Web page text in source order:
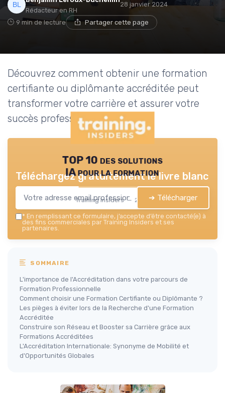
Rédacteur en RH
28 janvier 2024
9 min de lecture Partager cette page
Découvrez comment obtenir une formation
certifiante ou diplômante accréditée peut
transformer votre carrière et assurer votre
succès professionnel.
TOP 10 des solutions
IA pour la formation
Training Insiders — 2026
Téléchargez gratuitement le livre blanc
➔ Télécharger
* En remplissant ce formulaire, j’accepte d’être contacté(e) à
des fins commerciales par Training Insiders et ses
partenaires.
SOMMAIRE
L'importance de l'Accréditation dans votre parcours de
Formation Professionnelle
Comment choisir une Formation Certifiante ou Diplômante ?
Les pièges à éviter lors de la Recherche d'une Formation
Accréditée
Construire son Réseau et Booster sa Carrière grâce aux
Formations Accréditées
L'Accréditation Internationale: Synonyme de Mobilité et
d'Opportunités Globales